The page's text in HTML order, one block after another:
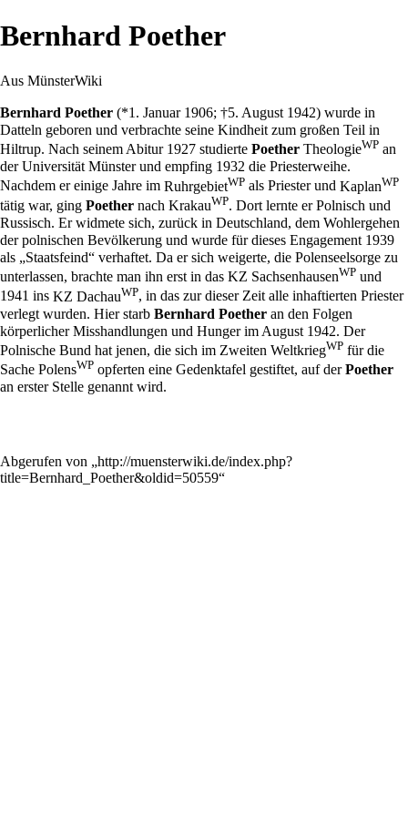
Bernhard Poether
Aus MünsterWiki
Bernhard Poether (*1. Januar 1906; †5. August 1942) wurde in
Datteln geboren und verbrachte seine Kindheit zum großen Teil in
Hiltrup. Nach seinem Abitur 1927 studierte Poether TheologieWP an
derUniversität Münsterund empfing 1932 die Priesterweihe.
Nachdem er einige Jahre im RuhrgebietWP als Priester und KaplanWP
tätig war, ging Poether nach KrakauWP. Dort lernte er Polnisch und
Russisch. Er widmete sich, zurück in Deutschland, dem Wohlergehen
der polnischen Bevölkerung und wurde für dieses Engagement 1939
als „Staatsfeind“ verhaftet. Da er sich weigerte, die Polenseelsorge zu
unterlassen, brachte man ihn erst in das KZ SachsenhausenWP und
1941 ins KZ DachauWP, in das zur dieser Zeit alle inhaftierten Priester
verlegt wurden. Hier starb Bernhard Poether an den Folgen
körperlicher Misshandlungen und Hunger im August 1942. Der
Polnische Bund hat jenen, die sich im Zweiten WeltkriegWP für die
Sache PolensWP opferten eine Gedenktafel gestiftet, auf derPoether
an erster Stelle genannt wird.
Abgerufen von „http://muensterwiki.de/index.php?
title=Bernhard_Poether&oldid=50559“